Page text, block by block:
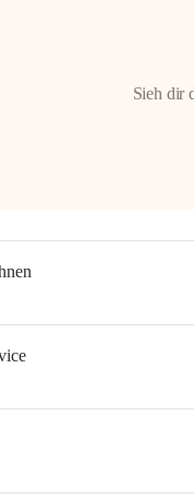
Sieh dir